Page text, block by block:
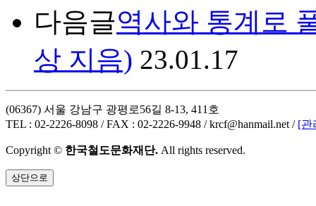
다음글역사와 통계로
상 지음) 23.01.17
(06367) 서울 강남구 광평로56길 8-13, 411호
TEL : 02-2226-8098 / FAX : 02-2226-9948 / krcf@hanmail.net / [관
Copyright © 한국철도문화재단. All rights reserved.
상단으로